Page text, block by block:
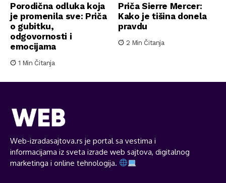
Porodična odluka koja
je promenila sve: Priča
o gubitku,
odgovornosti i
emocijama
1 Min Čitanja
Priča Sierre Mercer:
Kako je tišina donela
pravdu
2 Min Čitanja
Web-izradasajtova.rs je portal sa vestima i
informacijama iz sveta izrade web sajtova, digitalnog
marketinga i online tehnologija.